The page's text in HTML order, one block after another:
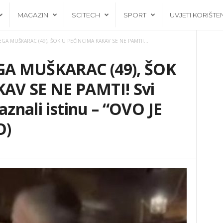
MAGAZIN SCITECH SPORT UVJETI
MUŠKARAC (49), ŠOK U PEĆINCIMA KAKAV SE NE PAMTI!...
MUŠKARAC (49), ŠOK
SE NE PAMTI! Svi
istinu – “OVO JE